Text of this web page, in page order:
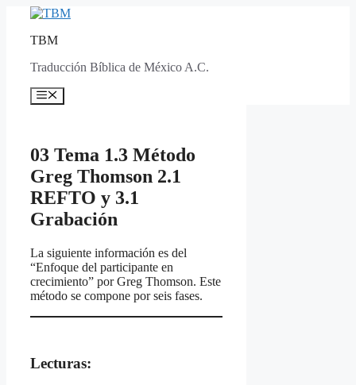
contentTBM
Traducción Bíblica de México A.C.
Menu
03 Tema 1.3 Método
Greg Thomson 2.1
REFTO y 3.1
Grabación
La siguiente información es del
“Enfoque del participante en
crecimiento” por Greg Thomson. Este
método se compone por seis fases.
Lecturas: